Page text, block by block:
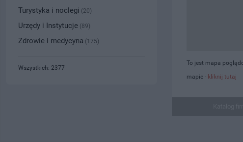
To jest mapa
mapie - kliknij tutaj
Turystyka i noclegi (20)
Urzędy i Instytucje (89)
Zdrowie i medycyna (175)
Wszystkich: 2377